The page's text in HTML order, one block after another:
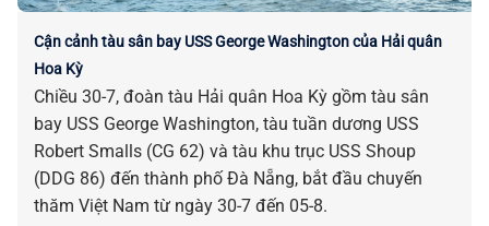
Cận cảnh tàu sân bay USS George Washington của Hải quân
Hoa Kỳ
Chiều 30-7, đoàn tàu Hải quân Hoa Kỳ gồm tàu sân
bay USS George Washington, tàu tuần dương USS
Robert Smalls (CG 62) và tàu khu trục USS Shoup
(DDG 86) đến thành phố Đà Nẵng, bắt đầu chuyến
thăm Việt Nam từ ngày 30-7 đến 05-8.